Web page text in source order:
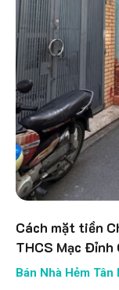
Cách mặt tiền
THCS Mạc
Bán Nhà Hẻm Tân